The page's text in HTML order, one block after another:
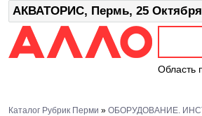
АКВАТОРИС, Пермь, 25
Область
Каталог Рубрик Перми » ОБОРУДОВАНИЕ.